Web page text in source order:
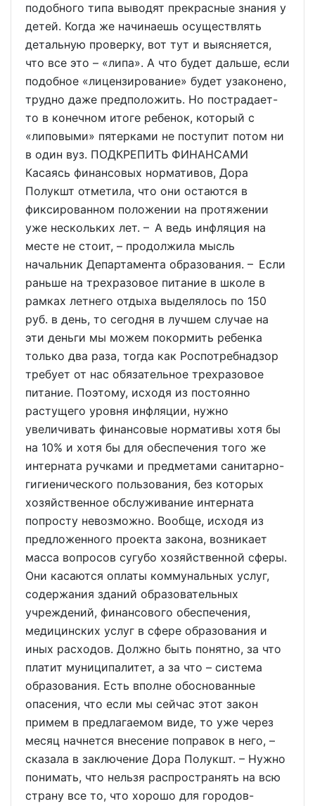
подобного типа выводят прекрасные знания у
детей. Когда же начинаешь осуществлять
детальную проверку, вот тут и выясняется,
что все это – «липа». А что будет дальше, если
подобное «лицензирование» будет узаконено,
трудно даже предположить. Но пострадает-
то в конечном итоге ребенок, который с
«липовыми» пятерками не поступит потом ни
в один вуз. ПОДКРЕПИТЬ ФИНАНСАМИ
Касаясь финансовых нормативов, Дора
Полукшт отметила, что они остаются в
фиксированном положении на протяжении
уже нескольких лет. – А ведь инфляция на
месте не стоит, – продолжила мысль
начальник Департамента образования. – Если
раньше на трехразовое питание в школе в
рамках летнего отдыха выделялось по 150
руб. в день, то сегодня в лучшем случае на
эти деньги мы можем покормить ребенка
только два раза, тогда как Роспотребнадзор
требует от нас обязательное трехразовое
питание. Поэтому, исходя из постоянно
растущего уровня инфляции, нужно
увеличивать финансовые нормативы хотя бы
на 10% и хотя бы для обеспечения того же
интерната ручками и предметами санитарно-
гигиенического пользования, без которых
хозяйственное обслуживание интерната
попросту невозможно. Вообще, исходя из
предложенного проекта закона, возникает
масса вопросов сугубо хозяйственной сферы.
Они касаются оплаты коммунальных услуг,
содержания зданий образовательных
учреждений, финансового обеспечения,
медицинских услуг в сфере образования и
иных расходов. Должно быть понятно, за что
платит муниципалитет, а за что – система
образования. Есть вполне обоснованные
опасения, что если мы сейчас этот закон
примем в предлагаемом виде, то уже через
месяц начнется внесение поправок в него, –
сказала в заключение Дора Полукшт. – Нужно
понимать, что нельзя распространять на всю
страну все то, что хорошо для городов-